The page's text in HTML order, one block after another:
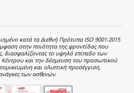
κατά τα Διεθνή Πρότυπα ISO 9001:2015
στην ποιότητα της φροντίδας που
διασφαλίζοντας το υψηλό επίπεδο των
και την δέσμευση του προσωπικού
και ολιστική προσέγγιση,
των ασθενών.